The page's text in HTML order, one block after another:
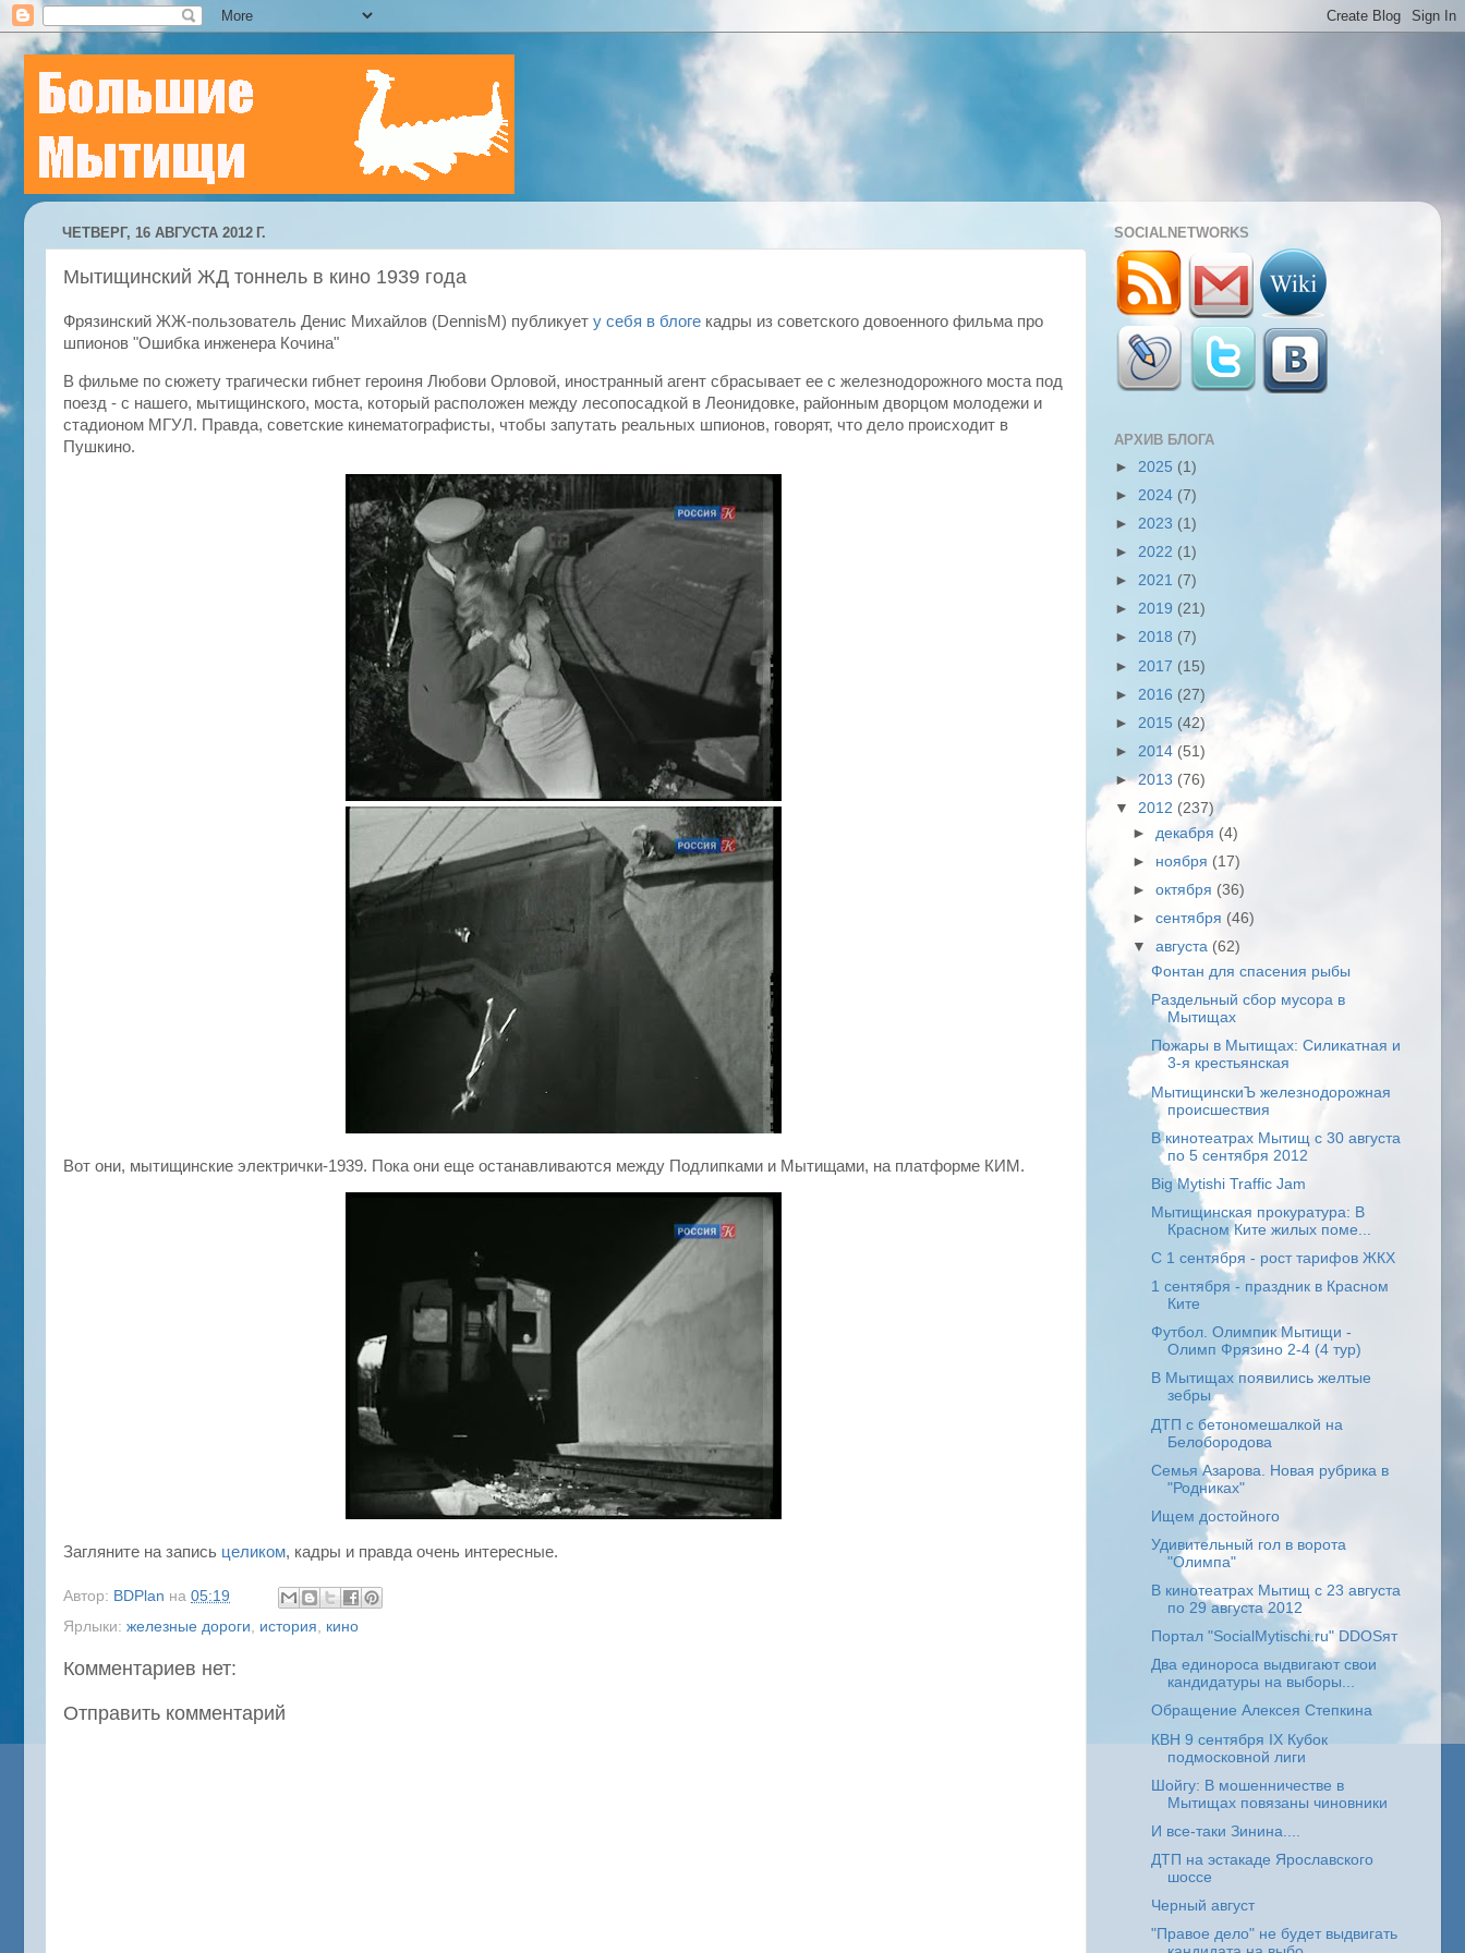
ЧЕТВЕРГ, 16 АВГУСТА 2012 Г.
Мытищинский ЖД тоннель в кино 1939 года
Фрязинский ЖЖ-пользователь Денис Михайлов (DennisM) публикует у себя в блоге кадры из советского довоенного фильма про
шпионов "Ошибка инженера Кочина"
В фильме по сюжету трагически гибнет героиня Любови Орловой, иностранный агент сбрасывает ее с железнодорожного моста под
поезд - с нашего, мытищинского, моста, который расположен между лесопосадкой в Леонидовке, районным дворцом молодежи и
стадионом МГУЛ. Правда, советские кинематографисты, чтобы запутать реальных шпионов, говорят, что дело происходит в
Пушкино.
Вот они, мытищинские электрички-1939. Пока они еще останавливаются между Подлипками и Мытищами, на платформе КИМ.
Загляните на запись целиком, кадры и правда очень интересные.
Автор: BDPlan на 05:19
Ярлыки: железные дороги история кино
Комментариев нет:
Отправить комментарий
SOCIALNETWORKS
АРХИВ БЛОГА
► 2025 (1)
► 2024 (7)
► 2023 (1)
► 2022 (1)
► 2021 (7)
► 2019 (21)
► 2018 (7)
► 2017 (15)
► 2016 (27)
► 2015 (42)
► 2014 (51)
►2013 (76)
▼ 2012 (237)
► декабря (4)
► ноября (17)
►октября (36)
►сентября (46)
▼августа (62)
Фонтан для спасения рыбы
Раздельный сбор мусора в
Мытищах
Пожары в Мытищах: Силикатная и
3-я крестьянская
МытищинскиЪ железнодорожная
происшествия
В кинотеатрах Мытищ с 30 августа
по 5 сентября 2012
Big Mytishi Traffic Jam
Мытищинская прокуратура: В
Красном Ките жилых поме...
C 1 сентября - рост тарифов ЖКХ
1 сентября - праздник в Красном
Ките
Футбол. Олимпик Мытищи -
Олимп Фрязино 2-4 (4 тур)
В Мытищах появились желтые
зебры
ДТП с бетономешалкой на
Белобородова
Семья Азарова. Новая рубрика в
"Родниках"
Ищем достойного
Удивительный гол в ворота
"Олимпа"
В кинотеатрах Мытищ с 23 августа
по 29 августа 2012
Портал "SocialMytischi.ru" DDOSят
Два единороса выдвигают свои
кандидатуры на выборы...
Обращение Алексея Степкина
КВН 9 сентября IX Кубок
подмосковной лиги
Шойгу: В мошенничестве в
Мытищах повязаны чиновники
И все-таки Зинина....
ДТП на эстакаде Ярославского
шоссе
Черный август
"Правое дело" не будет выдвигать